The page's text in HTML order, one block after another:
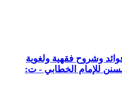
وشروح فقهية ولغوية
للإمام الخطابي - ت: